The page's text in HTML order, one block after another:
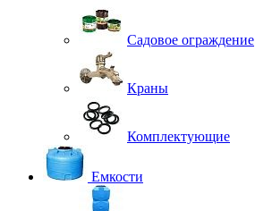
Садовое ограждение
Краны
Комплектующие
Емкости